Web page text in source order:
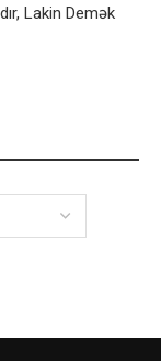
Lakin Demək